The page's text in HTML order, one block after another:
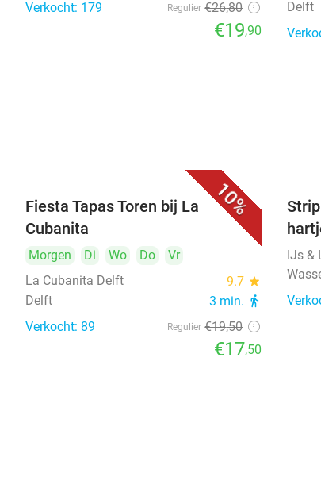
Verkocht: 179 Regulier €26,80
€19,90
Delft
10%
Fiesta Tapas Toren bij La
Cubanita
Morgen Di Wo Do
Vr
La Cubanita Delft
9.7 star
Delft 3 min. directions_walk
Verkocht: 89 Regulier €19,50
€17,50
IJs &